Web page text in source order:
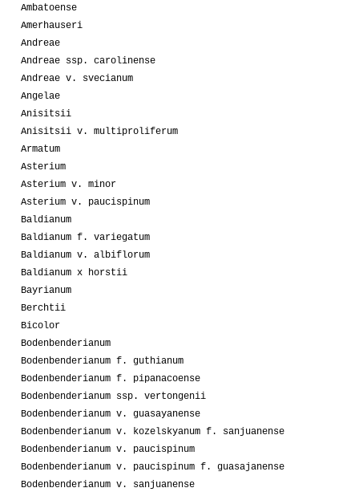
Ambatoense
Amerhauseri
Andreae
Andreae ssp. carolinense
Andreae v. svecianum
Angelae
Anisitsii
Anisitsii v. multiproliferum
Armatum
Asterium
Asterium v. minor
Asterium v. paucispinum
Baldianum
Baldianum f. variegatum
Baldianum v. albiflorum
Baldianum x horstii
Bayrianum
Berchtii
Bicolor
Bodenbenderianum
Bodenbenderianum f. guthianum
Bodenbenderianum f. pipanacoense
Bodenbenderianum ssp. vertongenii
Bodenbenderianum v. guasayanense
Bodenbenderianum v. kozelskyanum f. sanjuanense
Bodenbenderianum v. paucispinum
Bodenbenderianum v. paucispinum f. guasajanense
Bodenbenderianum v. sanjuanense